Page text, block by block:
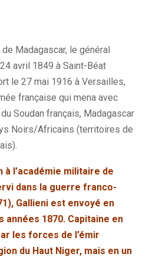
Madagascar, le général
avril 1849 à Saint-Béat
le 27 mai 1916 à Versailles,
française qui mena avec
Soudan français, Madagascar
Noirs/Africains (territoires de
l’académie militaire de
dans la guerre franco-
Gallieni est envoyé en
années 1870. Capitaine en
les forces de l’émir
du Haut Niger, mais en un